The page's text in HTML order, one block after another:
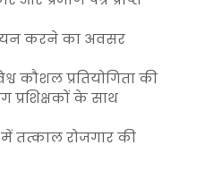
करने का अवसर
कौशल प्रतियोगिता की
प्रशिक्षकों के साथ
तत्काल रोजगार की